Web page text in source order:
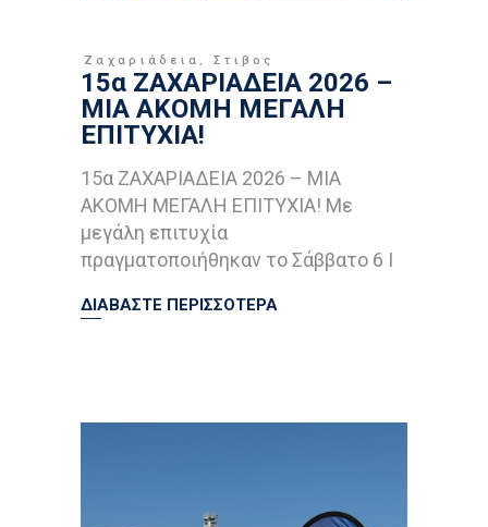
Ζαχαριάδεια , Στιβος
15α ΖΑΧΑΡΙΑΔΕΙΑ 2026 –
ΜΙΑ ΑΚΟΜΗ ΜΕΓΑΛΗ
ΕΠΙΤΥΧΙΑ!
15α ΖΑΧΑΡΙΑΔΕΙΑ 2026 – ΜΙΑ
ΑΚΟΜΗ ΜΕΓΑΛΗ ΕΠΙΤΥΧΙΑ! Με
μεγάλη επιτυχία
πραγματοποιήθηκαν το Σάββατο 6 Ι
ΔΙΑΒΑΣΤΕ ΠΕΡΙΣΣΟΤΕΡΑ